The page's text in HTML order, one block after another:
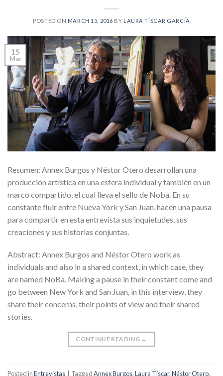
POSTED ON MARCH 15, 2016 BY LAURA TÍSCAR GARCÍA
15
Mar
Resumen: Annex Burgos y Néstor Otero desarrollan una
producción artística en una esfera individual y también en un
marco compartido, el cual lleva el sello de Noba. En su
constante fluir entre Nueva York y San Juan, hacen una pausa
para compartir en esta entrevista sus inquietudes, sus
creaciones y sus historias conjuntas.
Abstract: Annex Burgos and Néstor Otero work as
individuals and also in a shared context, in which case, they
are named NoBa. Making a pause in their constant come and
go between New York and San Juan, in this interview, they
share their concerns, their points of view and their shared
stories.
CONTINUE READING →
Posted inEntrevistas TaggedAnnex Burgos,Laura Tíscar,Néstor Otero,